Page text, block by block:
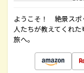
ようこそ！ 絶景スポ
人たちが教えてくれ
旅へ。